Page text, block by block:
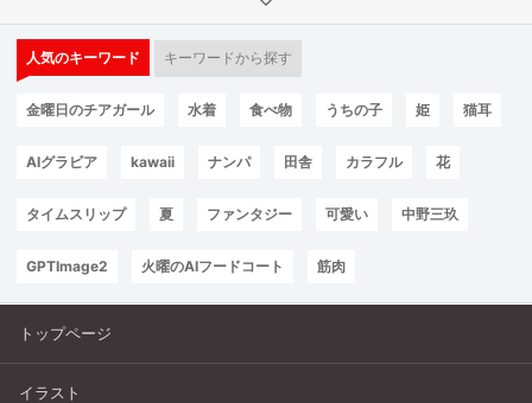
人気のキーワード キーワードから探す
金曜日のチアガール 水着 食べ物 うちの子 姫 猫耳
AIグラビア kawaii ナンパ 田舎 カラフル 花
タイムスリップ 夏 ファンタジー 可愛い 中野三玖
GPTImage2 火曜のAIフードコート 筋肉
トップページ
イラスト